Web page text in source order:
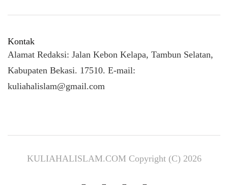
Kontak
Alamat Redaksi: Jalan Kebon Kelapa, Tambun Selatan,
Kabupaten Bekasi. 17510. E-mail:
kuliahalislam@gmail.com
KULIAHALISLAM.COM Copyright (C) 2026